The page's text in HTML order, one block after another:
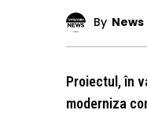
By
Proiectul, în
moderniza